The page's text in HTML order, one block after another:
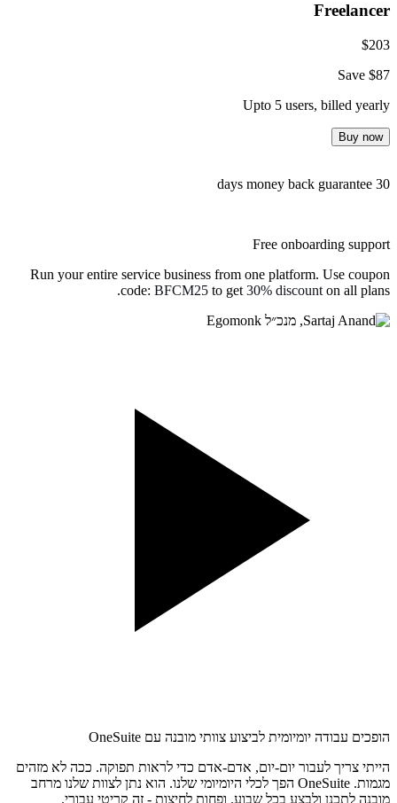
Freelancer
$203
Save $87
Upto 5 users, billed yearly
Buy now
30 days money back guarantee
Free onboarding support
Run your entire service business from one platform. Use coupon
code: BFCM25 to get 30% discount on all plans.
הופכים עבודה יומיומית לביצוע צוותי מובנה עם OneSuite
הייתי צריך לעבור יום-יום, אדם-אדם כדי לראות תפוקה. ככה לא מזהים
מגמות. OneSuite הפך לכלי היומיומי שלנו. הוא נתן לצוות שלנו מרחב
מובנה לתכנן ולבצע בכל שבוע. ופחות לחיצות - זה קריטי עבורי.